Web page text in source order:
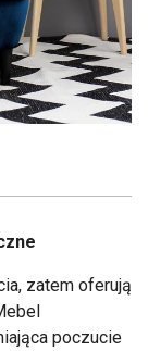
zatem oferują
poczucie